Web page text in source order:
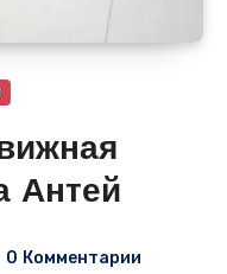
Антей
0 Комментарии